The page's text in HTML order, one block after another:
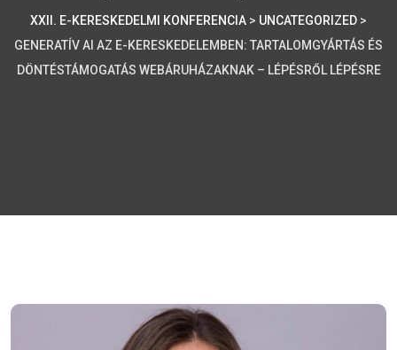
XXII. E-KERESKEDELMI KONFERENCIA > UNCATEGORIZED >
GENERATÍV AI AZ E-KERESKEDELEMBEN: TARTALOMGYÁRTÁS ÉS
DÖNTÉSTÁMOGATÁS WEBÁRUHÁZAKNAK – LÉPÉSRŐL LÉPÉSRE